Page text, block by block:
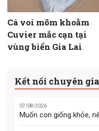
Cá voi mõm khoằm
Cuvier mắc cạn tại
vùng biển Gia Lai
Kết nối chuyên gia
07/08/2026
Muốn con giống khỏe,